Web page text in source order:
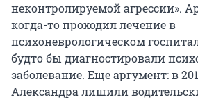
неконтролируемой агрессии».
когда-то проходил лечение в
психоневрологическом
будто бы диагностировали
заболевание. Еще аргумент: в
Александра лишили